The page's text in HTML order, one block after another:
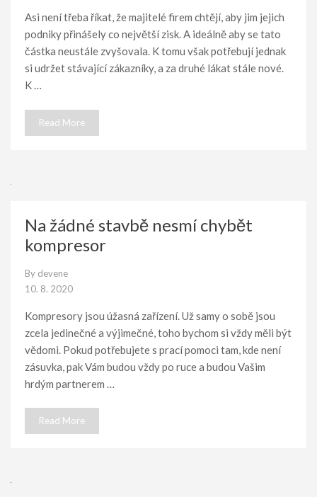
Asi není třeba říkat, že majitelé firem chtějí, aby jim jejich
podniky přinášely co největší zisk. A ideálně aby se tato
částka neustále zvyšovala. K tomu však potřebují jednak
si udržet stávající zákazníky, a za druhé lákat stále nové.
K …
Read More
Na žádné stavbě nesmí chybět
kompresor
By devene
10. 8. 2020
Kompresory jsou úžasná zařízení. Už samy o sobě jsou
zcela jedinečné a výjimečné, toho bychom si vždy měli být
vědomi. Pokud potřebujete s prací pomoci tam, kde není
zásuvka, pak Vám budou vždy po ruce a budou Vašim
hrdým partnerem …
Read More